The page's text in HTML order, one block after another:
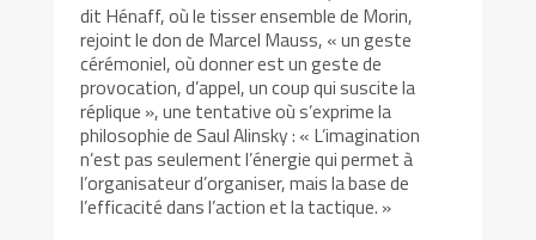
dit Hénaff, où le tisser ensemble de Morin,
rejoint le don de Marcel Mauss, « un geste
cérémoniel, où donner est un geste de
provocation, d’appel, un coup qui suscite la
réplique », une tentative où s’exprime la
philosophie de Saul Alinsky : « L’imagination
n’est pas seulement l’énergie qui permet à
l’organisateur d’organiser, mais la base de
l’efficacité dans l’action et la tactique. »